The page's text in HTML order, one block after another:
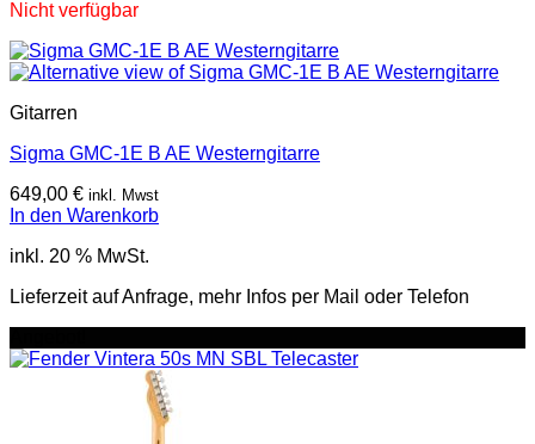
Nicht verfügbar
Gitarren
Sigma GMC-1E B AE Westerngitarre
649,00 € inkl. Mwst
In den Warenkorb
inkl. 20 % MwSt.
Lieferzeit auf Anfrage, mehr Infos per Mail oder Telefon